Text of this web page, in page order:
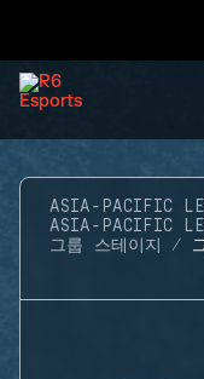
ASIA-PACIFIC
ASIA-PACIFIC
그룹 스테이지